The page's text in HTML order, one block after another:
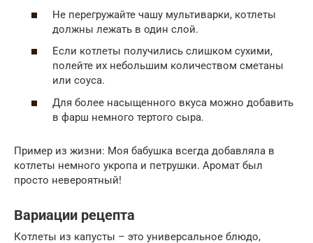
Не перегружайте чашу мультиварки, котлеты
должны лежать в один слой.
Если котлеты получились слишком сухими,
полейте их небольшим количеством сметаны
или соуса.
Для более насыщенного вкуса можно добавить
в фарш немного тертого сыра.
Пример из жизни: Моя бабушка всегда добавляла в
котлеты немного укропа и петрушки. Аромат был
просто невероятный!
Вариации рецепта
Котлеты из капусты – это универсальное блюдо,